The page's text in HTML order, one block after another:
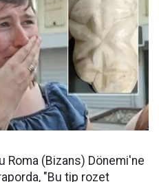
Roma (Bizans) Dönemi'ne
"Bu tip rozet